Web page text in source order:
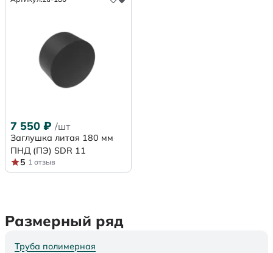
7 550 ₽ /шт
Заглушка литая 180 мм
ПНД (ПЭ) SDR 11
5 1 отзыв
Размерный ряд
Труба полимерная